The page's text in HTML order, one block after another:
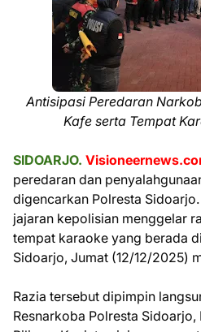
Antisipasi Peredaran
Kafe serta Tempat
SIDOARJO.
peredaran dan
digencarkan Polresta Sidoarjo.
jajaran kepolisian menggelar
tempat karaoke yang berada
Sidoarjo, Jumat (12/12/2025)
Razia tersebut dipimpin
Resnarkoba Polresta